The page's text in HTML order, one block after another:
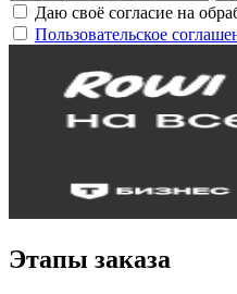
Даю своё согласие на
Пользовательское
Этапы заказа